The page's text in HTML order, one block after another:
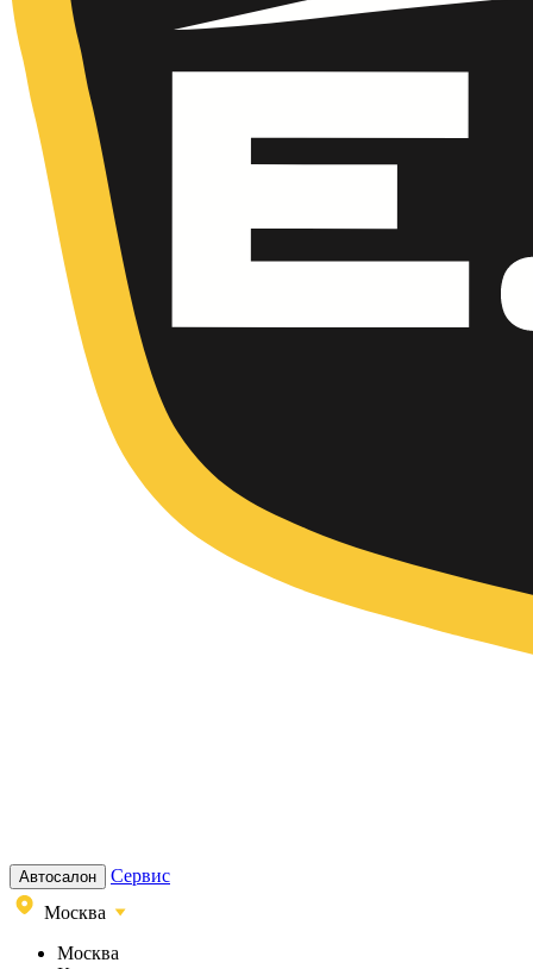
Автосалон
Сервис
Москва
Москва